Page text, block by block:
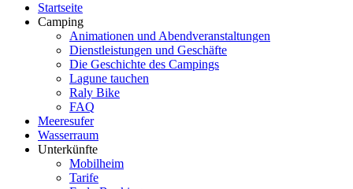
Startseite
Camping
Animationen und Abendveranstaltungen
Dienstleistungen und Geschäfte
Die Geschichte des Campings
Lagune tauchen
Raly Bike
FAQ
Meeresufer
Wasserraum
Unterkünfte
Mobilheim
Tarife